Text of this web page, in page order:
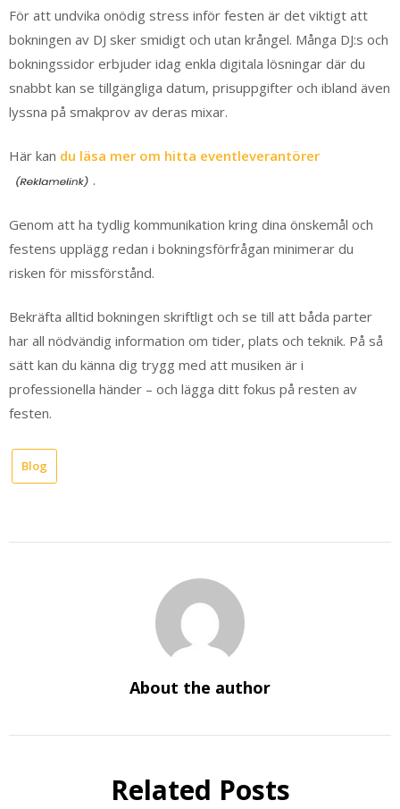
För att undvika onödig stress inför festen är det viktigt att
bokningen av DJ sker smidigt och utan krångel. Många DJ:s och
bokningssidor erbjuder idag enkla digitala lösningar där du
snabbt kan se tillgängliga datum, prisuppgifter och ibland även
lyssna på smakprov av deras mixar.
Här kan du läsa mer om hitta eventleverantörer
.
Genom att ha tydlig kommunikation kring dina önskemål och
festens upplägg redan i bokningsförfrågan minimerar du
risken för missförstånd.
Bekräfta alltid bokningen skriftligt och se till att båda parter
har all nödvändig information om tider, plats och teknik. På så
sätt kan du känna dig trygg med att musiken är i
professionella händer – och lägga ditt fokus på resten av
festen.
Blog
About the author
Related Posts